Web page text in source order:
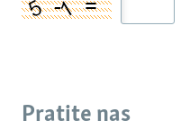
Pratite nas